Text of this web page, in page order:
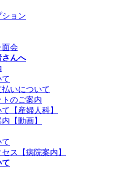
ション
面会
さんへ
いについて
のご案内
【産婦人科】
【動画】
ス【病院案内】
て